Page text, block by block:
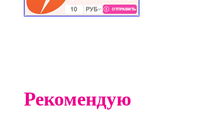
Рекомендую